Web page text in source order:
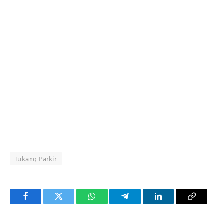
Tukang Parkir
FacebookTwitter WhatsAppTelegramLinkedInCopy